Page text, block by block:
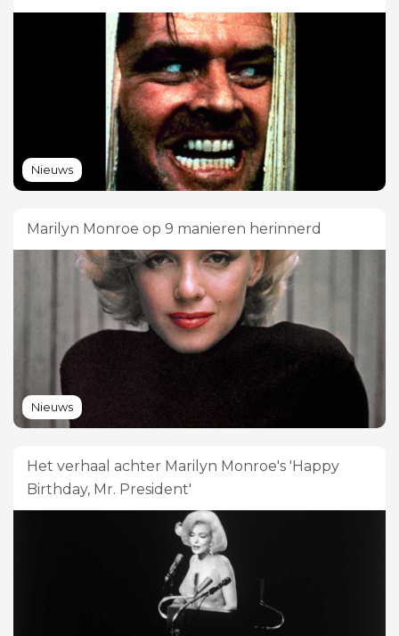
Nieuws
Marilyn Monroe op 9 manieren herinnerd
Nieuws
Het verhaal achter Marilyn Monroe's 'Happy
Birthday, Mr. President'